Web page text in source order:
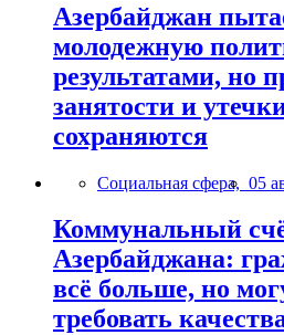
Азербайджан
молодежную
результатами, но
занятости и
сохраняются
Социальная сфера, 05
Коммунальный
Азербайджана:
всё больше, но
требовать